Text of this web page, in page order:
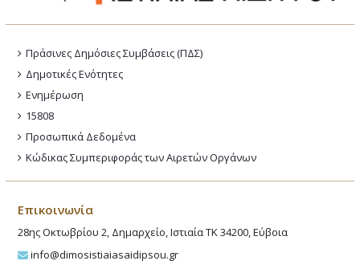
Πράσινες Δημόσιες Συμβάσεις (ΠΔΣ)
Δημοτικές Ενότητες
Ενημέρωση
15808
Προσωπικά Δεδομένα
Κώδικας Συμπεριφοράς των Αιρετών Οργάνων
Επικοινωνία
28ης Οκτωβρίου 2, Δημαρχείο, Ιστιαία ΤΚ 34200, Εύβοια
info@dimosistiaiasaidipsou.gr